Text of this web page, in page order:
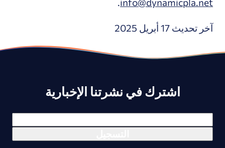
info@dynamicpla.net
.
آخر تحديث 17 أبريل 2025
اشترك في نشرتنا الإخبارية